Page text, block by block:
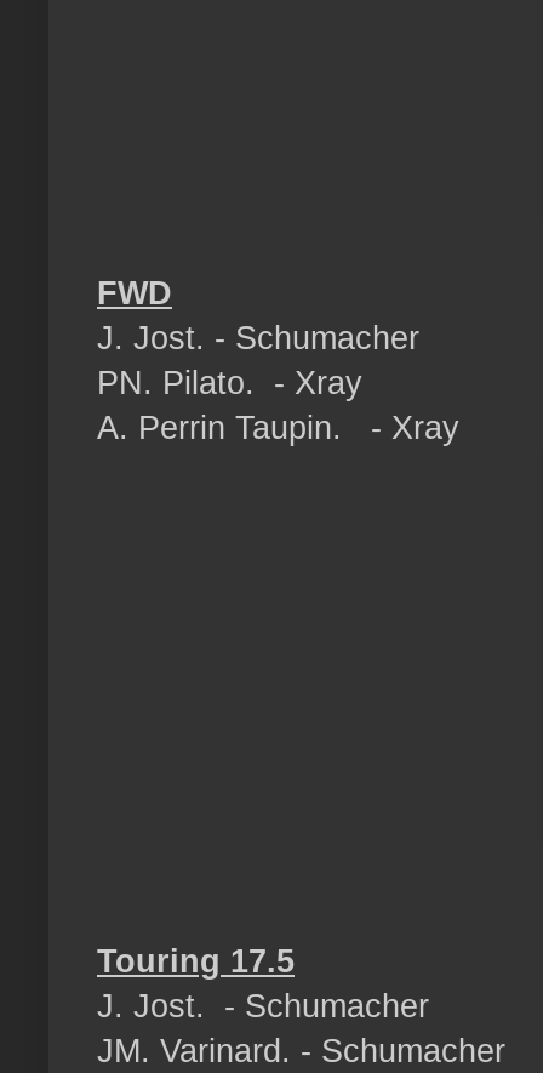
FWD
J. Jost. - Schumacher
PN. Pilato. - Xray
A. Perrin Taupin. - Xray
Touring 17.5
J. Jost. - Schumacher
JM. Varinard. - Schumacher